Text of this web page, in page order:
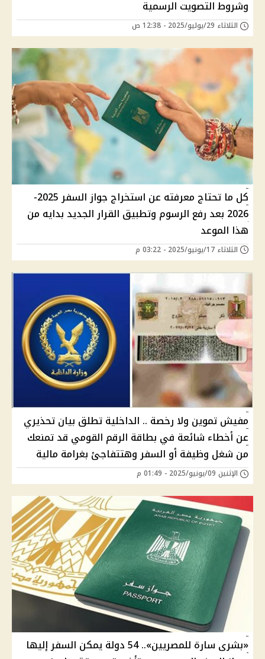
وشروط التصويت الرسمية
الثلاثاء 29/يوليو/2025 - 12:38 ص
كل ما تحتاج معرفته عن استخراج جواز السفر 2025-
2026 بعد رفع الرسوم وتطبيق القرار الجديد بدايه من
هذا الموعد
الثلاثاء 17/يونيو/2025 - 03:22 م
مفيش تموين ولا رخصة .. الداخلية تطلق بيان تحذيري
عن أخطاء شائعة في بطاقة الرقم القومي قد تمنعك
من شغل وظيفة أو السفر وهتتفاجئ بغرامة مالية
الإثنين 09/يونيو/2025 - 01:49 م
«بشرى سارة للمصريين».. 54 دولة يمكن السفر إليها